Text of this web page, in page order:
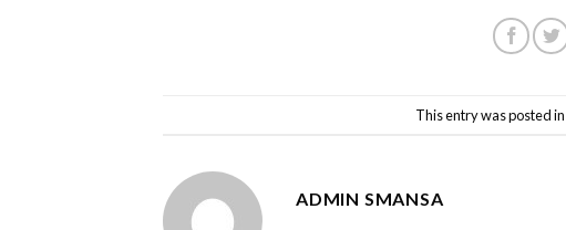
This entry was posted in
ADMIN SMANSA